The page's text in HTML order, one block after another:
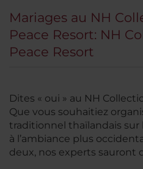
Mariages au NH
Peace Resort: NH
Peace Resort
Dites « oui » au NH
Que vous souhaitiez
traditionnel thaïlandais sur
à l’ambiance plus
deux, nos experts sauront